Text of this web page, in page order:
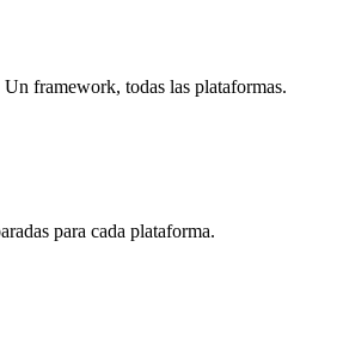
framework, todas las plataformas.
para cada plataforma.